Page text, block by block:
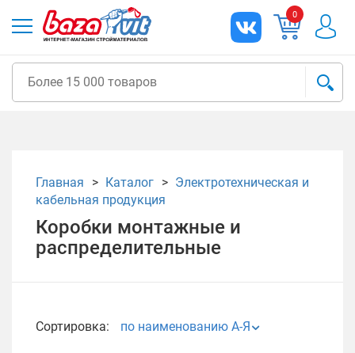
0
Главная Каталог
Электротехническая и
кабельная продукция
Коробки монтажные и
распределительные
Сортировка: по наименованию А-Я